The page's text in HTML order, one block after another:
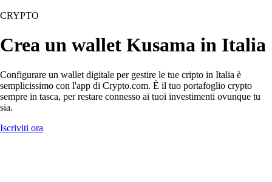
CRYPTO
Crea un wallet Kusama in Italia
Configurare un wallet digitale per gestire le tue cripto in Italia è
semplicissimo con l'app di Crypto.com. È il tuo portafoglio crypto
sempre in tasca, per restare connesso ai tuoi investimenti ovunque tu
sia.
Iscriviti ora